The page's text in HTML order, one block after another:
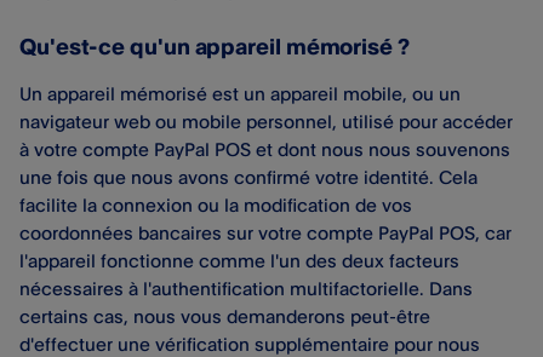
Qu'est-ce qu'un appareil mémorisé ?
Un appareil mémorisé est un appareil mobile, ou un
navigateur web ou mobile personnel, utilisé pour accéder
à votre compte PayPal POS et dont nous nous souvenons
une fois que nous avons confirmé votre identité. Cela
facilite la connexion ou la modification de vos
coordonnées bancaires sur votre compte PayPal POS, car
l'appareil fonctionne comme l'un des deux facteurs
nécessaires à l'authentification multifactorielle. Dans
certains cas, nous vous demanderons peut-être
d'effectuer une vérification supplémentaire pour nous